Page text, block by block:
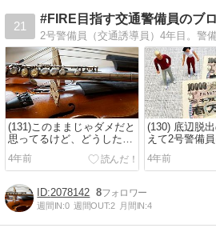
21
#FIRE目指す交通警備員のブ
(131)このままじゃダメだと
思ってるけど、どうしたら
いいかわからない方へ❗️＆コ
レ聴いてみて♪(103回目/E.
第9変奏“ニムロッド”〈英ク
ラシック〉)
4年前
(130) 底辺脱
えて2号警備
収400万稼ぐ
聴いてみて
ク〉)
4年前
2078142 8
週間IN:0 週間OUT:2 月間IN:4